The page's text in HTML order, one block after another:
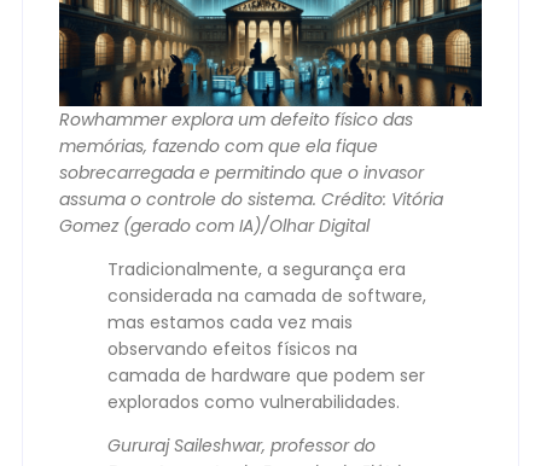
Rowhammer explora um defeito físico das
memórias, fazendo com que ela fique
sobrecarregada e permitindo que o invasor
assuma o controle do sistema. Crédito: Vitória
Gomez (gerado com IA)/Olhar Digital
Tradicionalmente, a segurança era
considerada na camada de software,
mas estamos cada vez mais
observando efeitos físicos na
camada de hardware que podem ser
explorados como vulnerabilidades.
Gururaj Saileshwar, professor do